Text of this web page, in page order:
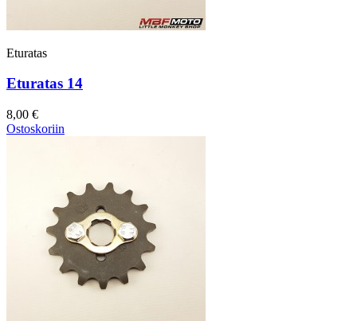
Eturatas
Eturatas 14
8,00 €
Ostoskoriin